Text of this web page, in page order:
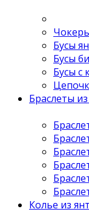
Бусы
Бусы
Бусы с
Браслеты
Колье из